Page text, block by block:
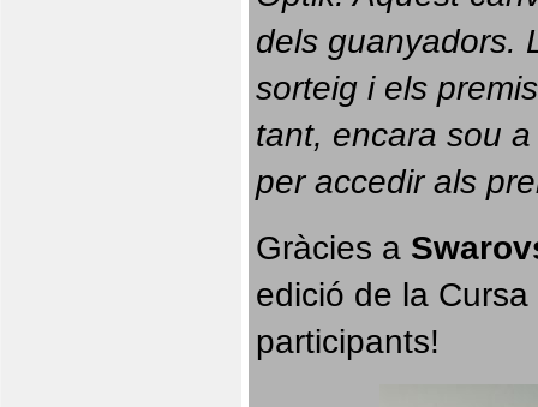
dels guanyadors.
sorteig i els
tant, encara sou
per accedir als
Gràcies a
edició de la
participants!